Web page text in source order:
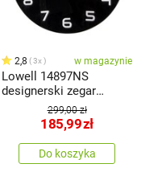
2,8 3x w magazynie
Lowell 14897NS
designerski zegar
ścienny śr. 38 cm
299,00 zł
185,99zł
Do koszyka